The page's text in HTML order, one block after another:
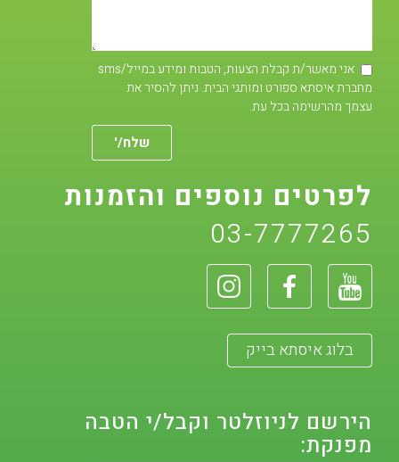
אני מאשר/ת קבלת הצעות, הטבות ומידע במייל/sms
מחברת איסתא ספורט ומותגי הבית. ניתן להסיר את
עצמך מהרשימה בכל עת.
שלח/'
לפרטים נוספים והזמנות
03-7777265
בלוג איסתא בייק
הירשם לניוזלטר וקבל/י הטבה
מפנקת: